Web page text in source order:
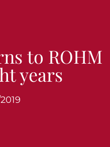
to ROHM
years